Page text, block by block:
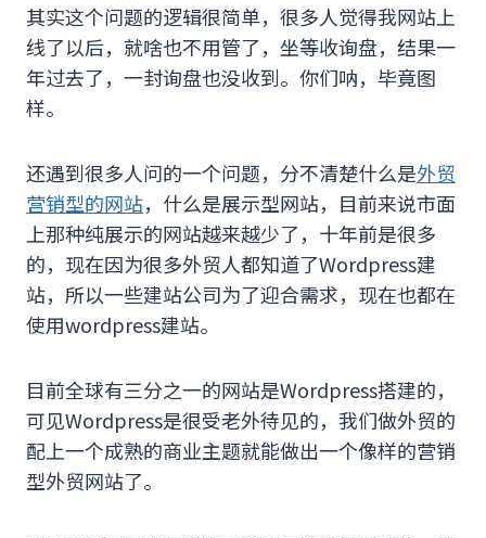
其实这个问题的逻辑很简单，很多人觉得我网站上
线了以后，就啥也不用管了，坐等收询盘，结果一
年过去了，一封询盘也没收到。你们呐，毕竟图
样。
还遇到很多人问的一个问题，分不清楚什么是外贸
营销型的网站，什么是展示型网站，目前来说市面
上那种纯展示的网站越来越少了，十年前是很多
的，现在因为很多外贸人都知道了Wordpress建
站，所以一些建站公司为了迎合需求，现在也都在
使用wordpress建站。
目前全球有三分之一的网站是Wordpress搭建的，
可见Wordpress是很受老外待见的，我们做外贸的
配上一个成熟的商业主题就能做出一个像样的营销
型外贸网站了。